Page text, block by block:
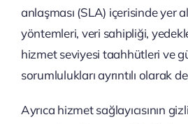
anlaşması (SLA) içerisinde yer
yöntemleri, veri sahipliği,
hizmet seviyesi taahhütleri ve
sorumlulukları ayrıntılı olarak
Ayrıca hizmet sağlayıcısının